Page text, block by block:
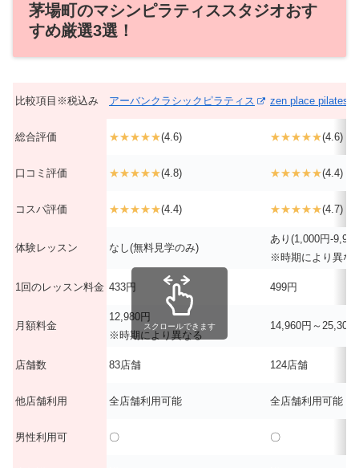
茅場町のマシンピラティススタジオおす
すめ厳選3選！
比較項目※税込み アーバンクラシックピラティス zen place pilates
総合評価 ★★★★★(4.6) ★★★★★(4.6)
口コミ評価 ★★★★★(4.8) ★★★★★(4.4)
コスパ評価 ★★★★★(4.4) ★★★★★(4.7)
体験レッスン なし(無料見学のみ)
あり(1,000円-
※時期により異な
1回のレッスン料金 433円 499円
月額料金
12,980円
※時期により異なる
14,960円～25,300
店舗数 83店舗 124店舗
他店舗利用 全店舗利用可能 全店舗利用可能
男性利用可 〇 〇
スクロールできます